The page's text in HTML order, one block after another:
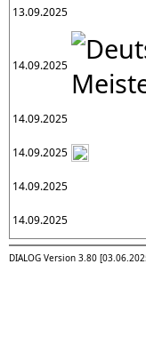
13.09.2025
14.09.2025
14.09.2025
14.09.2025
14.09.2025
14.09.2025
DIALOG Version 3.80